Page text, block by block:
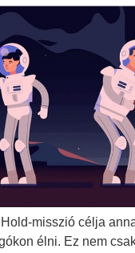
misszió célja
élni. Ez nem